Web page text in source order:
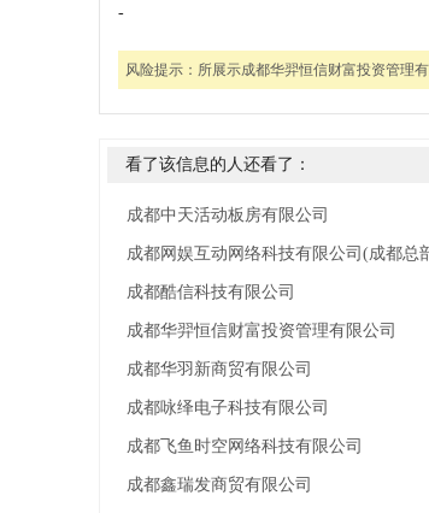
-
风险提示： 所展示成都华羿恒信财富投资管理
看了该信息的人还看了：
成都中天活动板房有限公司
成都网娱互动网络科技有限公司(成都总
成都酷信科技有限公司
成都华羿恒信财富投资管理有限公司
成都华羽新商贸有限公司
成都咏绎电子科技有限公司
成都飞鱼时空网络科技有限公司
成都鑫瑞发商贸有限公司